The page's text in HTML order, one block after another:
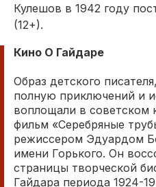
Кулешов в 1942 году
(12+).
Кино О Гайдаре
Образ детского
полную приключений и
воплощали в советском
фильм «Серебряные
режиссером Эдуардом
имени Горького. Он
страницы творческой
Гайдара периода 1924-